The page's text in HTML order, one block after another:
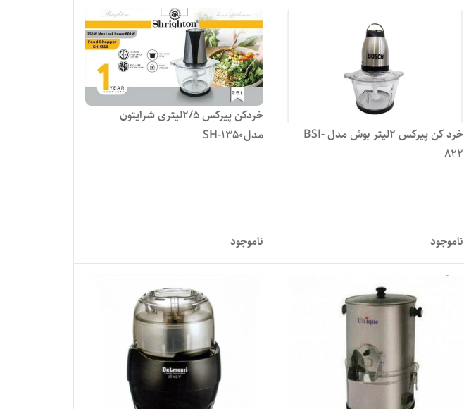
خرد کن پیرکس ۲لیتر بوش مدل BSI-
822
ناموجود
خردکن پیرکس ۲/۵لیتری شرایتون
مدلSH-1350
ناموجود